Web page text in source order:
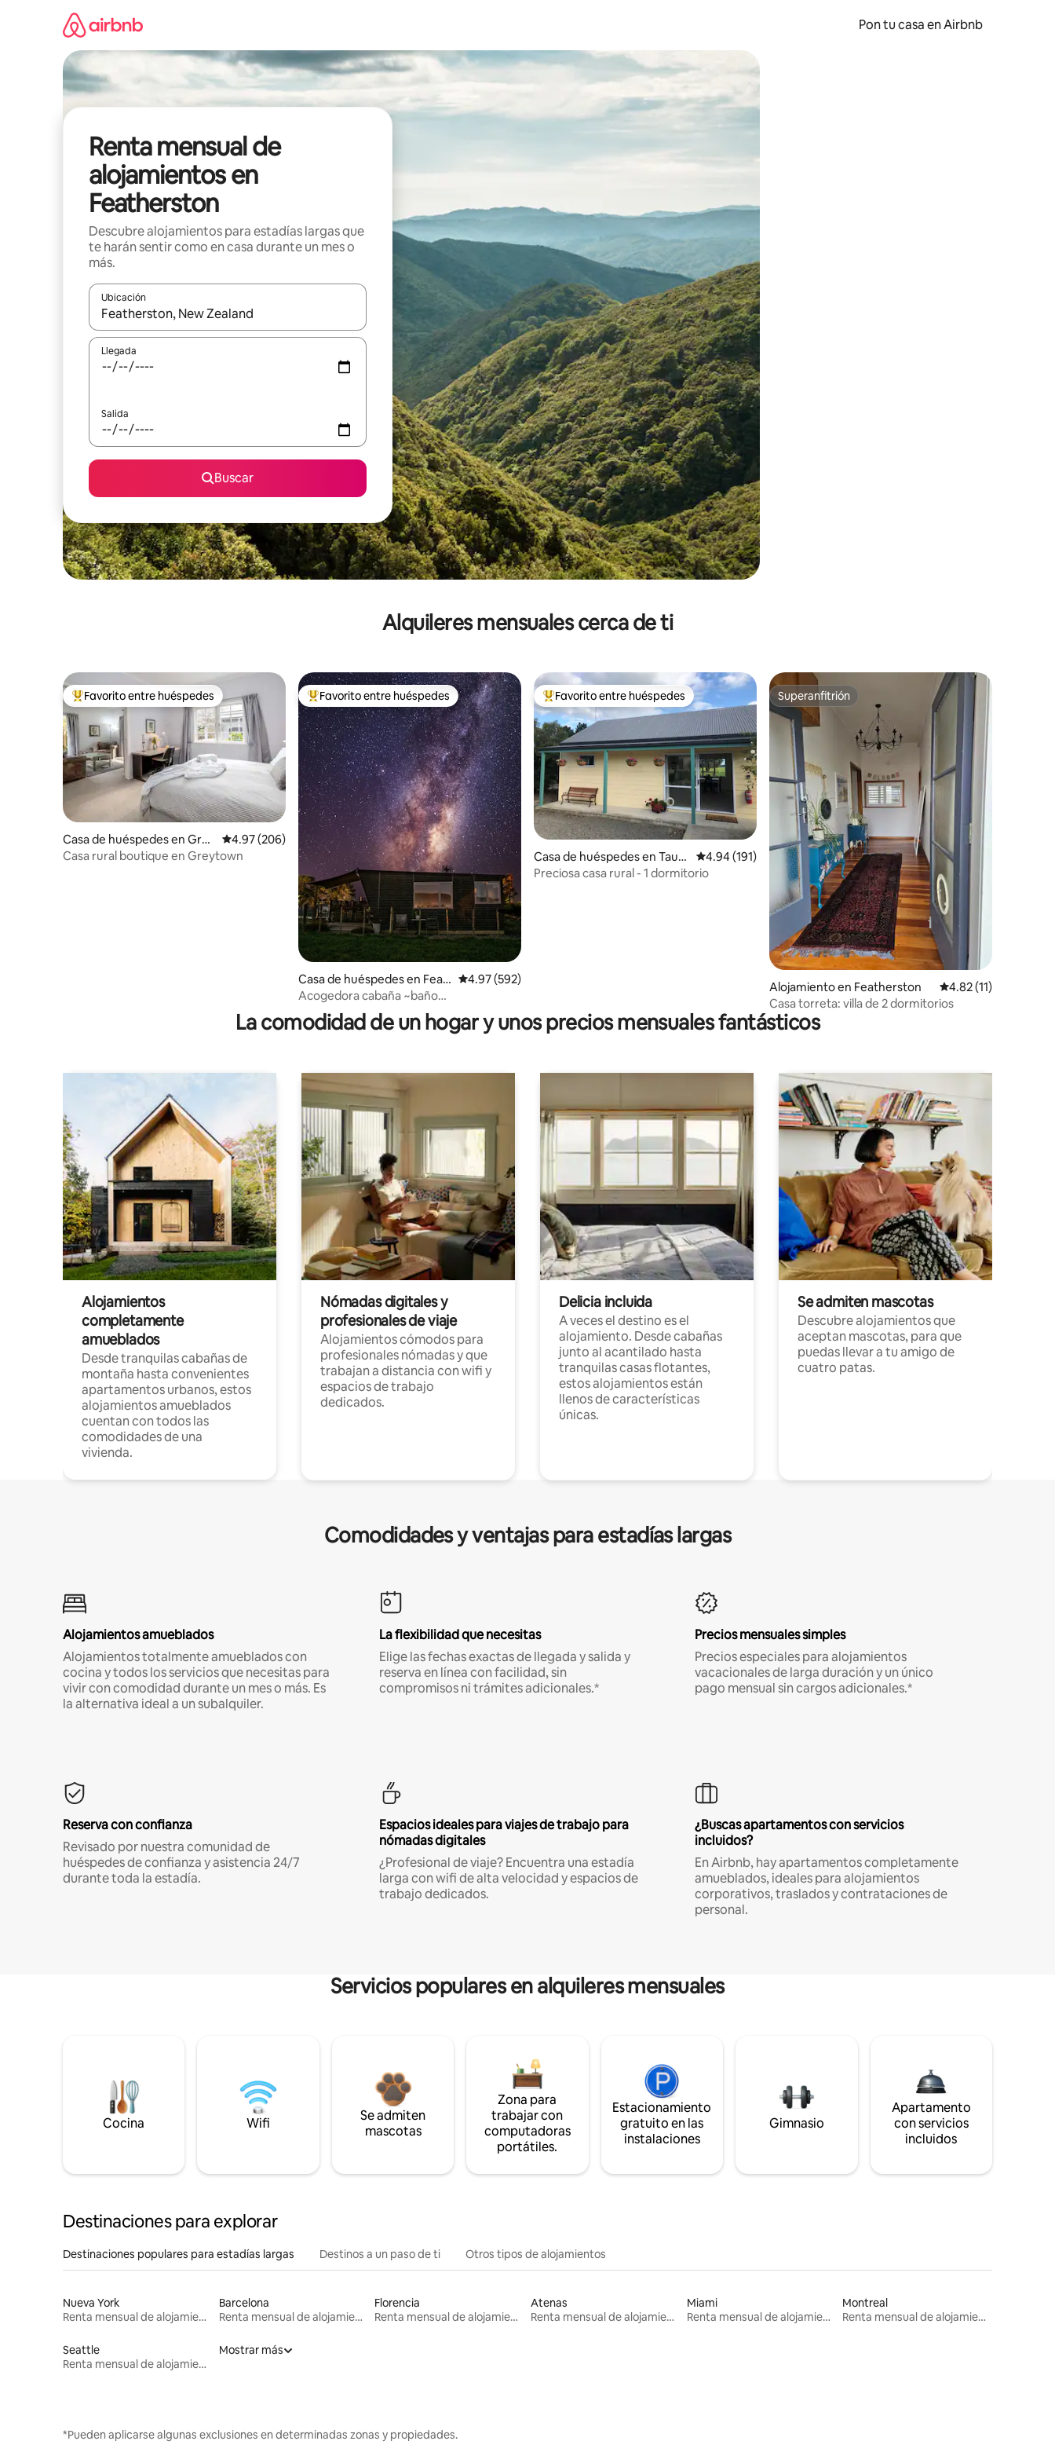
Pon tu casa en Airbnb
Renta mensual de
alojamientos en
Featherston
Descubre alojamientos para estadías largas que
te harán sentir como en casa durante un mes o
más.
Ubicación
Cuando los resultados estén disponibles, navega con las teclas de flecha hacia arriba y hacia abajo o explora con el tacto o desliza el dedo.
Llegada
Salida
Buscar
Alquileres mensuales cerca de ti
Favorito entre huéspedes preferido
Favorito entre huéspedes
Casa de huéspedes en Grey
town
Calificación promedio: 4.97 de 5, 206 reseñas
4.97 (206)
Casa rural boutique en Greytown
Favorito entre huéspedes preferido
Favorito entre huéspedes
Casa de huéspedes en Feat
herston
Calificación promedio: 4.97 de 5, 592 reseñas
4.97 (592)
Acogedora cabaña ~baño
exterior~estrellas~burros
Favorito entre huéspedes preferido
Favorito entre huéspedes
Casa de huéspedes en Tauw
harenīkau
Calificación promedio: 4.94 de 5, 191 reseñas
4.94 (191)
Preciosa casa rural - 1 dormitorio
Superanfitrión
Superanfitrión
Alojamiento en Featherston Calificación
4.82 (11)
Casa torreta: villa de 2 dormitorios
La comodidad de un hogar y unos precios mensuales fantásticos
Alojamientos
completamente
amueblados
Desde tranquilas cabañas de
montaña hasta convenientes
apartamentos urbanos, estos
alojamientos amueblados
cuentan con todos las
comodidades de una
vivienda.
Nómadas digitales y
profesionales de viaje
Alojamientos cómodos para
profesionales nómadas y que
trabajan a distancia con wifi y
espacios de trabajo
dedicados.
Delicia incluida
A veces el destino es el
alojamiento. Desde cabañas
junto al acantilado hasta
tranquilas casas flotantes,
estos alojamientos están
llenos de características
únicas.
Se admiten mascotas
Descubre alojamientos que
aceptan mascotas, para que
puedas llevar a tu amigo de
cuatro patas.
Comodidades y ventajas para estadías largas
Alojamientos amueblados
Alojamientos totalmente amueblados con
cocina y todos los servicios que necesitas para
vivir con comodidad durante un mes o más. Es
la alternativa ideal a un subalquiler.
La flexibilidad que necesitas
Elige las fechas exactas de llegada y salida y
reserva en línea con facilidad, sin
compromisos ni trámites adicionales.*
Precios mensuales simples
Precios especiales para alojamientos
vacacionales de larga duración y un único
pago mensual sin cargos adicionales.*
Reserva con confianza
Revisado por nuestra comunidad de
huéspedes de confianza y asistencia 24/7
durante toda la estadía.
Espacios ideales para viajes de trabajo para
nómadas digitales
¿Profesional de viaje? Encuentra una estadía
larga con wifi de alta velocidad y espacios de
trabajo dedicados.
¿Buscas apartamentos con servicios
incluidos?
En Airbnb, hay apartamentos completamente
amueblados, ideales para alojamientos
corporativos, traslados y contrataciones de
personal.
Servicios populares en alquileres mensuales
Cocina Wifi
Se admiten
mascotas
Zona para
trabajar con
computadoras
portátiles.
Estacionamiento
gratuito en las
instalaciones
Gimnasio
Apartamento
con servicios
incluidos
Destinaciones para explorar
Destinaciones populares para estadías largas Destinos a un paso de ti Otros tipos de alojamientos
Nueva York
Renta mensual de alojamientos
Barcelona
Renta mensual de alojamientos
Florencia
Renta mensual de alojamientos
Atenas
Renta mensual de alojamientos
Miami
Renta mensual de alojamientos
Montreal
Renta mensual de alojamientos
Seattle
Renta mensual de alojamientos
Mostrar más
*Pueden aplicarse algunas exclusiones en determinadas zonas y propiedades.